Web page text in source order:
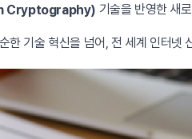
Cryptography) 기술을 반영한 새
한 기술 혁신을 넘어, 전 세계 인터넷